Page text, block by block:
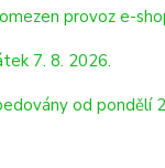
pro mariáš a
provoz e-
7. 8. 2026.
od pondělí